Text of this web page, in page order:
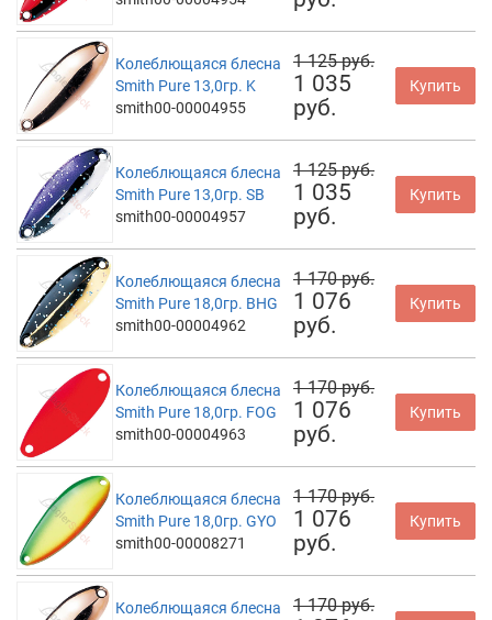
Колеблющаяся блесна
Smith Pure 13,0гр. K
smith00-00004955
1 125 руб.
1 035
руб.
Купить
Колеблющаяся блесна
Smith Pure 13,0гр. SB
smith00-00004957
1 125 руб.
1 035
руб.
Купить
Колеблющаяся блесна
Smith Pure 18,0гр. BHG
smith00-00004962
1 170 руб.
1 076
руб.
Купить
Колеблющаяся блесна
Smith Pure 18,0гр. FOG
smith00-00004963
1 170 руб.
1 076
руб.
Купить
Колеблющаяся блесна
Smith Pure 18,0гр. GYO
smith00-00008271
1 170 руб.
1 076
руб.
Купить
Колеблющаяся блесна 1 170 руб.